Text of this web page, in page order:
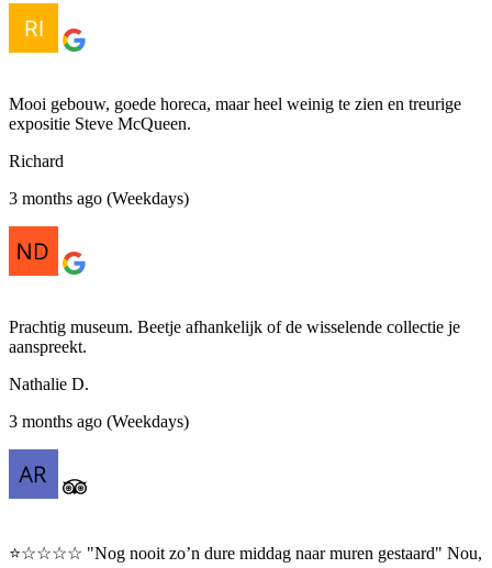
Mooi gebouw, goede horeca, maar heel weinig te zien en treurige
expositie Steve McQueen.
Richard
3 months ago (Weekdays)
Prachtig museum. Beetje afhankelijk of de wisselende collectie je
aanspreekt.
Nathalie D.
3 months ago (Weekdays)
⭐☆☆☆☆ "Nog nooit zo’n dure middag naar muren gestaard" Nou,